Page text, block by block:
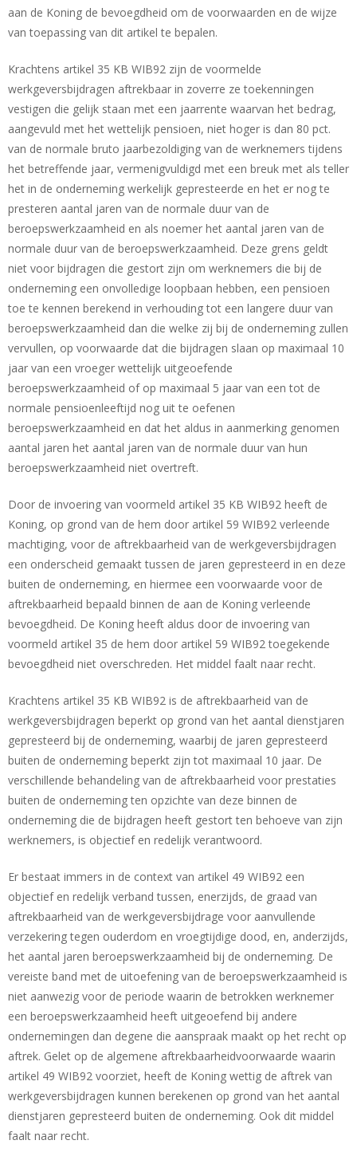
aan de Koning de bevoegdheid om de voorwaarden en de wijze
van toepassing van dit artikel te bepalen.
Krachtens artikel 35 KB WIB92 zijn de voormelde
werkgeversbijdragen aftrekbaar in zoverre ze toekenningen
vestigen die gelijk staan met een jaarrente waarvan het bedrag,
aangevuld met het wettelijk pensioen, niet hoger is dan 80 pct.
van de normale bruto jaarbezoldiging van de werknemers tijdens
het betreffende jaar, vermenigvuldigd met een breuk met als teller
het in de onderneming werkelijk gepresteerde en het er nog te
presteren aantal jaren van de normale duur van de
beroepswerkzaamheid en als noemer het aantal jaren van de
normale duur van de beroepswerkzaamheid. Deze grens geldt
niet voor bijdragen die gestort zijn om werknemers die bij de
onderneming een onvolledige loopbaan hebben, een pensioen
toe te kennen berekend in verhouding tot een langere duur van
beroepswerkzaamheid dan die welke zij bij de onderneming zullen
vervullen, op voorwaarde dat die bijdragen slaan op maximaal 10
jaar van een vroeger wettelijk uitgeoefende
beroepswerkzaamheid of op maximaal 5 jaar van een tot de
normale pensioenleeftijd nog uit te oefenen
beroepswerkzaamheid en dat het aldus in aanmerking genomen
aantal jaren het aantal jaren van de normale duur van hun
beroepswerkzaamheid niet overtreft.
Door de invoering van voormeld artikel 35 KB WIB92 heeft de
Koning, op grond van de hem door artikel 59 WIB92 verleende
machtiging, voor de aftrekbaarheid van de werkgeversbijdragen
een onderscheid gemaakt tussen de jaren gepresteerd in en deze
buiten de onderneming, en hiermee een voorwaarde voor de
aftrekbaarheid bepaald binnen de aan de Koning verleende
bevoegdheid. De Koning heeft aldus door de invoering van
voormeld artikel 35 de hem door artikel 59 WIB92 toegekende
bevoegdheid niet overschreden. Het middel faalt naar recht.
Krachtens artikel 35 KB WIB92 is de aftrekbaarheid van de
werkgeversbijdragen beperkt op grond van het aantal dienstjaren
gepresteerd bij de onderneming, waarbij de jaren gepresteerd
buiten de onderneming beperkt zijn tot maximaal 10 jaar. De
verschillende behandeling van de aftrekbaarheid voor prestaties
buiten de onderneming ten opzichte van deze binnen de
onderneming die de bijdragen heeft gestort ten behoeve van zijn
werknemers, is objectief en redelijk verantwoord.
Er bestaat immers in de context van artikel 49 WIB92 een
objectief en redelijk verband tussen, enerzijds, de graad van
aftrekbaarheid van de werkgeversbijdrage voor aanvullende
verzekering tegen ouderdom en vroegtijdige dood, en, anderzijds,
het aantal jaren beroepswerkzaamheid bij de onderneming. De
vereiste band met de uitoefening van de beroepswerkzaamheid is
niet aanwezig voor de periode waarin de betrokken werknemer
een beroepswerkzaamheid heeft uitgeoefend bij andere
ondernemingen dan degene die aanspraak maakt op het recht op
aftrek. Gelet op de algemene aftrekbaarheidvoorwaarde waarin
artikel 49 WIB92 voorziet, heeft de Koning wettig de aftrek van
werkgeversbijdragen kunnen berekenen op grond van het aantal
dienstjaren gepresteerd buiten de onderneming. Ook dit middel
faalt naar recht.